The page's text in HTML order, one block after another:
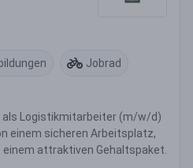
Jobrad
als Logistikmitarbeiter (m/w/d)
einem sicheren Arbeitsplatz,
attraktiven Gehaltspaket.